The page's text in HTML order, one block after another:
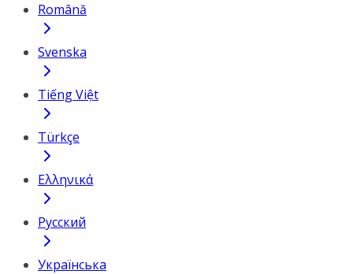
Română
Svenska
Tiếng Việt
Türkçe
Ελληνικά
Русский
Українська